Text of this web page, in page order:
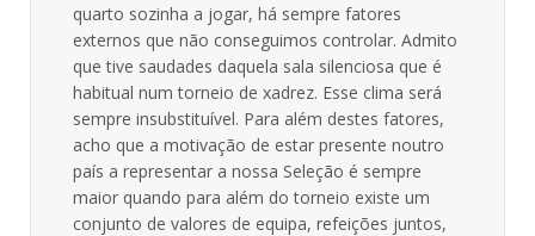
quarto sozinha a jogar, há sempre fatores
externos que não conseguimos controlar. Admito
que tive saudades daquela sala silenciosa que é
habitual num torneio de xadrez. Esse clima será
sempre insubstituível. Para além destes fatores,
acho que a motivação de estar presente noutro
país a representar a nossa Seleção é sempre
maior quando para além do torneio existe um
conjunto de valores de equipa, refeições juntos,